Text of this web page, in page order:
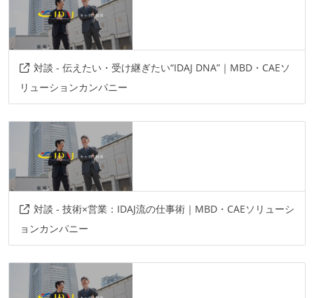
対談 - 伝えたい・受け継ぎたい“IDAJ DNA”｜MBD・CAEソ
リューションカンパニー
対談 - 技術×営業：IDAJ流の仕事術｜MBD・CAEソリューシ
ョンカンパニー